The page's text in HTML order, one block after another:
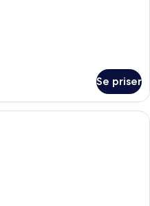
Se priser
Ett hotellrum med en säng, ett